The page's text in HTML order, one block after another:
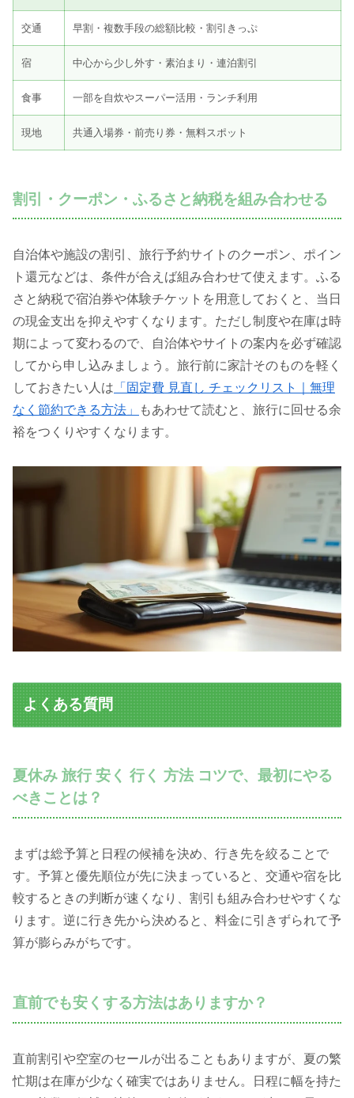
交通 早割・複数手段の総額比較・割引きっぷ
宿 中心から少し外す・素泊まり・連泊割引
食事 一部を自炊やスーパー活用・ランチ利用
現地 共通入場券・前売り券・無料スポット
割引・クーポン・ふるさと納税を組み合わせる
自治体や施設の割引、旅行予約サイトのクーポン、ポイン
ト還元などは、条件が合えば組み合わせて使えます。ふる
さと納税で宿泊券や体験チケットを用意しておくと、当日
の現金支出を抑えやすくなります。ただし制度や在庫は時
期によって変わるので、自治体やサイトの案内を必ず確認
してから申し込みましょう。旅行前に家計そのものを軽く
しておきたい人は 「固定費 見直し チェックリスト｜無理
なく節約できる方法」
もあわせて読むと、旅行に回せる余
裕をつくりやすくなります。
よくある質問
夏休み 旅行 安く 行く 方法 コツで、最初にやる
べきことは？
まずは総予算と日程の候補を決め、行き先を絞ることで
す。予算と優先順位が先に決まっていると、交通や宿を比
較するときの判断が速くなり、割引も組み合わせやすくな
ります。逆に行き先から決めると、料金に引きずられて予
算が膨らみがちです。
直前でも安くする方法はありますか？
直前割引や空室のセールが出ることもありますが、夏の繁
忙期は在庫が少なく確実ではありません。日程に幅を持た